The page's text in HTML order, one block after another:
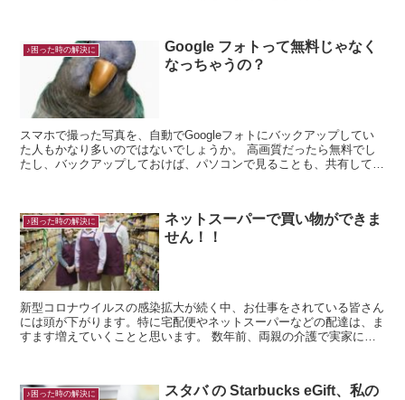
♪困った時の解決に
Google フォトって無料じゃなく
なっちゃうの？
スマホで撮った写真を、自動でGoogleフォトにバックアップしてい
た人もかなり多いのではないでしょうか。 高画質だったら無料でし
たし、バックアップしておけば、パソコンで見ることも、共有して友
♪困った時の解決に
ネットスーパーで買い物ができま
せん！！
新型コロナウイルスの感染拡大が続く中、お仕事をされている皆さん
には頭が下がります。特に宅配便やネットスーパーなどの配達は、ま
すます増えていくことと思います。 数年前、両親の介護で実家に引
♪困った時の解決に
スタバ の Starbucks eGift、私の